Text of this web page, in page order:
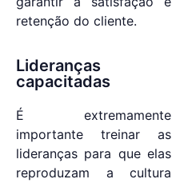
retenção do cliente.
Lideranças
capacitadas
É extremamente
importante treinar as
lideranças para que elas
reproduzam a cultura